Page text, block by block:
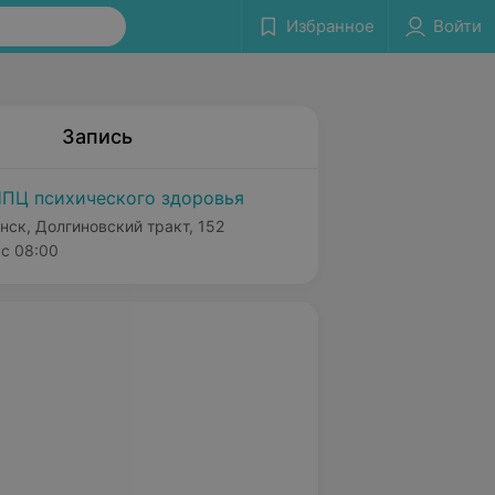
Избранное Войти
Запись
психического здоровья
Долгиновский тракт, 152
с 08:00